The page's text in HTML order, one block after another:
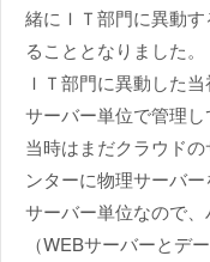
緒にＩＴ部門に異動
ることとなりました。
ＩＴ部門に異動した
サーバー単位で管理し
当時はまだクラウド
ンターに物理サーバー
サーバー単位なので
（WEBサーバーとデ